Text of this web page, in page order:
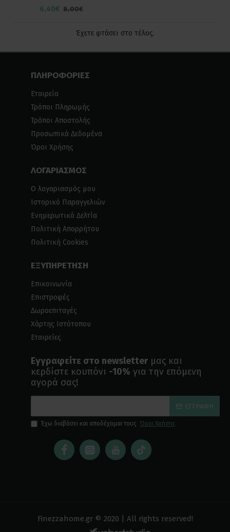
6,40€ 8,00€
Έχετε φτάσει στο τέλος.
ΠΛΗΡΟΦΟΡΙΕΣ
Εταιρεία
Τρόποι Πληρωμής
Τρόποι Αποστολής
Προσωπικά Δεδομένα
Όροι Χρήσης
ΛΟΓΑΡΙΑΣΜΟΣ
Ο λογαριασμός μου
Ιστορικό Παραγγελιών
Ενημερωτικά Δελτία
Πολιτική Απορρήτου
Πολιτική Cookies
ΕΞΥΠΗΡΕΤΗΣΗ
Επικοινωνία
Επιστροφές
Δωροεπιταγές
Χάρτης Ιστότοπου
Εταιρείες
Εγγραφείτε στο newsletter μας και
κερδίστε κουπόνι -10% για την επόμενη
αγορά σας!
ΕΓΓΡΑΦΉ
Έχω διαβάσει και αποδέχομαι τους Όροι Χρήσης
Finezzahome.gr © 2020 | All rights reserved!